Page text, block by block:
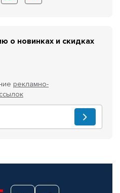
о новинках и скидках
рекламно-